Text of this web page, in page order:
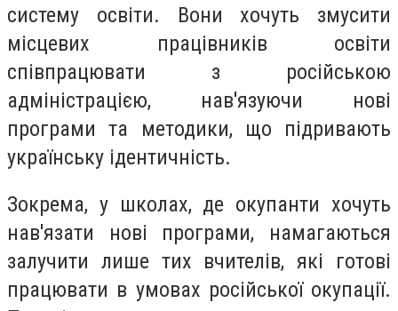
систему освіти. Вони хочуть змусити
місцевих працівників освіти
співпрацювати з російською
адміністрацією, нав'язуючи нові
програми та методики, що підривають
українську ідентичність.
Зокрема, у школах, де окупанти хочуть
нав'язати нові програми, намагаються
залучити лише тих вчителів, які готові
працювати в умовах російської окупації.